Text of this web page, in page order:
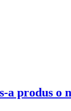
produs o